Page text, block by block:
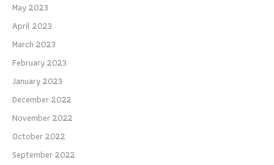
May 2023
April 2023
March 2023
February 2023
January 2023
December 2022
November 2022
October 2022
September 2022